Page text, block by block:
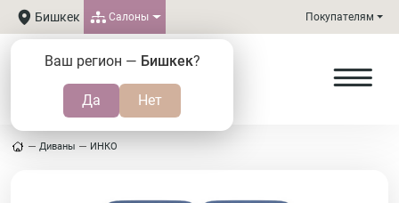
Бишкек
Ваш регион — Бишкек?
Салоны Покупателям
Диваны ИНКО